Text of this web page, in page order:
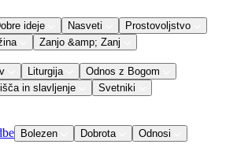
ideje Nasveti
Prostovoljstvo
Zanjo &amp; Zanj
Liturgija
Odnos z Bogom
in slavljenje
Svetniki
Bolezen Dobrota
Odnosi